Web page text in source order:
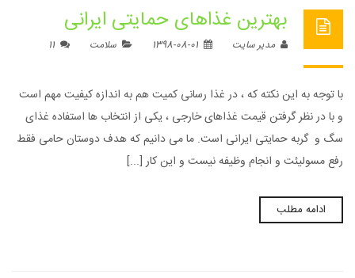
بهترین غذاهای حمایتی ایرانی
مدیر سایت سلامت
با توجه به این نکته که ، در غذا رسانی کمیت هم به اندازه کیفیت مهم است
و با در نظر گرفتن قیمت غذاهای خارجی ، یکی از انتخاب ها استفاده غذای
سگ و گربه حمایتی ایرانی است. ما می دانیم که هدف دوستان حامی فقط
رفع مسولیئت و انجام وظیفه نیست و این کار [...]
ادامه مطلب